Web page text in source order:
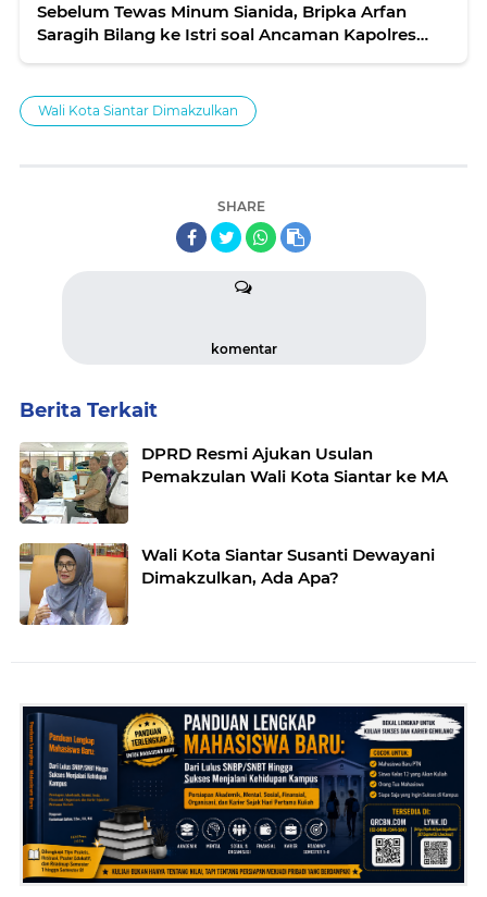
Sebelum Tewas Minum Sianida, Bripka Arfan
Saragih Bilang ke Istri soal Ancaman Kapolres
Wali Kota Siantar Dimakzulkan
SHARE
komentar
Berita Terkait
DPRD Resmi Ajukan Usulan
Pemakzulan Wali Kota Siantar ke MA
Wali Kota Siantar Susanti Dewayani
Dimakzulkan, Ada Apa?